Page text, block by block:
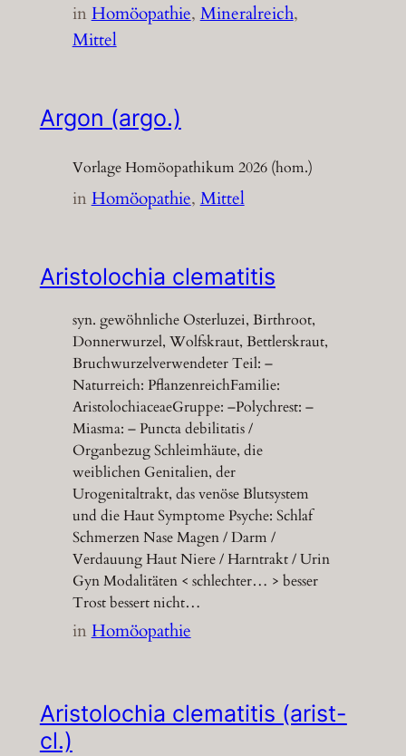
inHomöopathie, Mineralreich
Mittel
Argon (argo.)
Vorlage Homöopathikum 2026 (hom.)
inHomöopathie, Mittel
Aristolochia clematitis
syn. gewöhnliche Osterluzei, Birthroot,
Donnerwurzel, Wolfskraut, Bettlerskraut,
Bruchwurzelverwendeter Teil: –
Naturreich: PflanzenreichFamilie:
AristolochiaceaeGruppe: –Polychrest: –
Miasma: – Puncta debilitatis /
Organbezug Schleimhäute, die
weiblichen Genitalien, der
Urogenitaltrakt, das venöse Blutsystem
und die Haut Symptome Psyche: Schlaf
Schmerzen Nase Magen / Darm /
Verdauung Haut Niere / Harntrakt / Urin
Gyn Modalitäten < schlechter… > besser
Trost bessert nicht…
inHomöopathie
Aristolochia clematitis (arist-
cl.)